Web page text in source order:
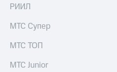
РИИЛ
МТС Супер
МТС ТОП
МТС Junior